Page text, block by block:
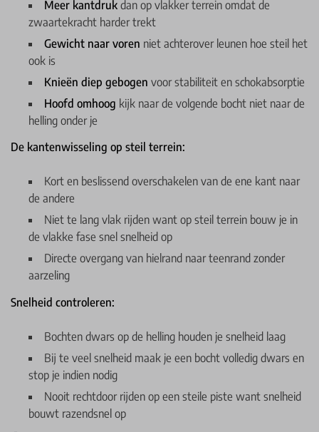
Meer kantdruk dan op vlakker terrein omdat de
zwaartekracht harder trekt
Gewicht naar voren niet achterover leunen hoe steil het
ook is
Knieën diep gebogen voor stabiliteit en schokabsorptie
Hoofd omhoog kijk naar de volgende bocht niet naar de
helling onder je
De kantenwisseling op steil terrein:
Kort en beslissend overschakelen van de ene kant naar
de andere
Niet te lang vlak rijden want op steil terrein bouw je in
de vlakke fase snel snelheid op
Directe overgang van hielrand naar teenrand zonder
aarzeling
Snelheid controleren:
Bochten dwars op de helling houden je snelheid laag
Bij te veel snelheid maak je een bocht volledig dwars en
stop je indien nodig
Nooit rechtdoor rijden op een steile piste want snelheid
bouwt razendsnel op